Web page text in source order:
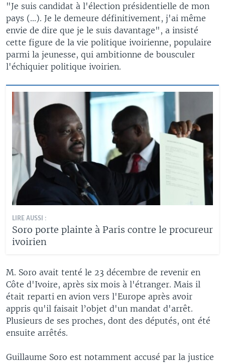
"Je suis candidat à l'élection présidentielle de mon
pays (...). Je le demeure définitivement, j'ai même
envie de dire que je le suis davantage", a insisté
cette figure de la vie politique ivoirienne, populaire
parmi la jeunesse, qui ambitionne de bousculer
l'échiquier politique ivoirien.
LIRE AUSSI :
Soro porte plainte à Paris contre le procureur
ivoirien
M. Soro avait tenté le 23 décembre de revenir en
Côte d'Ivoire, après six mois à l'étranger. Mais il
était reparti en avion vers l'Europe après avoir
appris qu'il faisait l’objet d'un mandat d'arrêt.
Plusieurs de ses proches, dont des députés, ont été
ensuite arrêtés.
Guillaume Soro est notamment accusé par la justice